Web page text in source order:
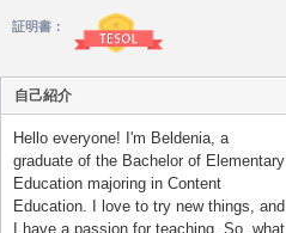
証明書：
自己紹介
Hello everyone! I'm Beldenia, a
graduate of the Bachelor of Elementary
Education majoring in Content
Education. I love to try new things, and
I have a passion for teaching. So, what